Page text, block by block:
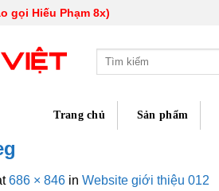
gọi Hiếu Phạm 8x)
Tìm
Trang chủ Sản phẩm
686 × 846 in Website giới thiệu 012